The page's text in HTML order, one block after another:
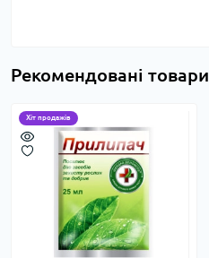
Рекомендовані товари
Хіт продажів